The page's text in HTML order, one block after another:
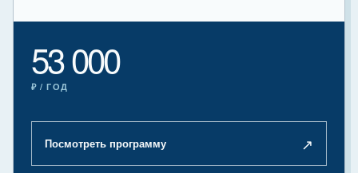
53 000
₽ / ГОД
Посмотреть программу ↗